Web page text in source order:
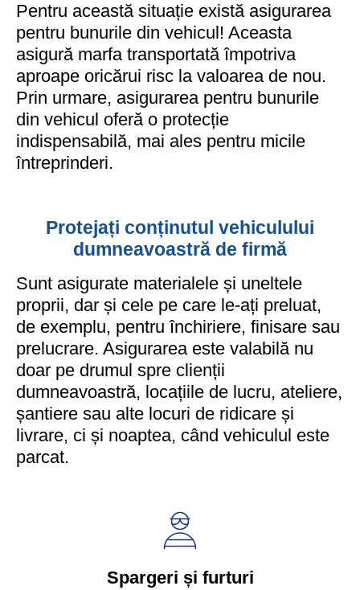
Pentru această situație există asigurarea
pentru bunurile din vehicul! Aceasta
asigură marfa transportată împotriva
aproape oricărui risc la valoarea de nou.
Prin urmare, asigurarea pentru bunurile
din vehicul oferă o protecție
indispensabilă, mai ales pentru micile
întreprinderi.
Protejați conținutul vehiculului
dumneavoastră de firmă
Sunt asigurate materialele și uneltele
proprii, dar și cele pe care le-ați preluat,
de exemplu, pentru închiriere, finisare sau
prelucrare. Asigurarea este valabilă nu
doar pe drumul spre clienții
dumneavoastră, locațiile de lucru, ateliere,
șantiere sau alte locuri de ridicare și
livrare, ci și noaptea, când vehiculul este
parcat.
Spargeri și furturi